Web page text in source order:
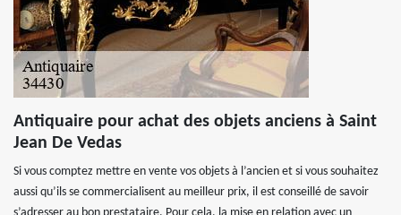
Antiquaire pour achat des objets anciens à Saint
Jean De Vedas
Si vous comptez mettre en vente vos objets à l’ancien et si vous souhaitez
aussi qu’ils se commercialisent au meilleur prix, il est conseillé de savoir